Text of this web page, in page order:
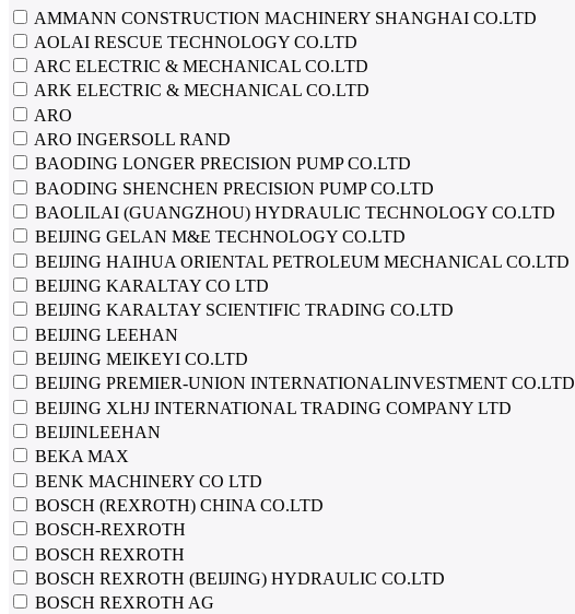
AMMANN CONSTRUCTION MACHINERY SHANGHAI CO.LTD
AOLAI RESCUE TECHNOLOGY CO.LTD
ARC ELECTRIC & MECHANICAL CO.LTD
ARK ELECTRIC & MECHANICAL CO.LTD
ARO
ARO INGERSOLL RAND
BAODING LONGER PRECISION PUMP CO.LTD
BAODING SHENCHEN PRECISION PUMP CO.LTD
BAOLILAI (GUANGZHOU) HYDRAULIC TECHNOLOGY CO.LTD
BEIJING GELAN M&E TECHNOLOGY CO.LTD
BEIJING HAIHUA ORIENTAL PETROLEUM MECHANICAL CO.LTD
BEIJING KARALTAY CO LTD
BEIJING KARALTAY SCIENTIFIC TRADING CO.LTD
BEIJING LEEHAN
BEIJING MEIKEYI CO.LTD
BEIJING PREMIER-UNION INTERNATIONALINVESTMENT CO.LTD
BEIJING XLHJ INTERNATIONAL TRADING COMPANY LTD
BEIJINLEEHAN
BEKA MAX
BENK MACHINERY CO LTD
BOSCH (REXROTH) CHINA CO.LTD
BOSCH-REXROTH
BOSCH REXROTH
BOSCH REXROTH (BEIJING) HYDRAULIC CO.LTD
BOSCH REXROTH AG